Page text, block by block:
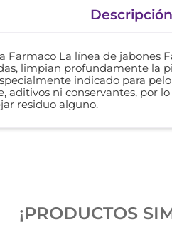
Descripción
Farmaco La línea de
limpian profundamente la
indicado para
aditivos ni conservantes, por
residuo alguno.
¡PRODUCTOS